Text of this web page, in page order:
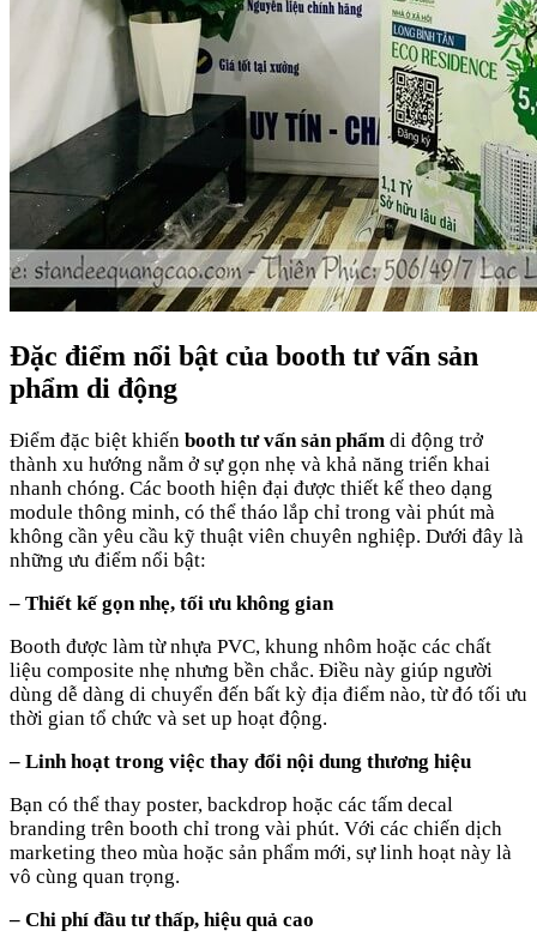
Đặc điểm nổi bật của booth tư vấn sản
phẩm di động
Điểm đặc biệt khiến booth tư vấn sản phẩm di động trở
thành xu hướng nằm ở sự gọn nhẹ và khả năng triển khai
nhanh chóng. Các booth hiện đại được thiết kế theo dạng
module thông minh, có thể tháo lắp chỉ trong vài phút mà
không cần yêu cầu kỹ thuật viên chuyên nghiệp. Dưới đây là
những ưu điểm nổi bật:
– Thiết kế gọn nhẹ, tối ưu không gian
Booth được làm từ nhựa PVC, khung nhôm hoặc các chất
liệu composite nhẹ nhưng bền chắc. Điều này giúp người
dùng dễ dàng di chuyển đến bất kỳ địa điểm nào, từ đó tối ưu
thời gian tổ chức và set up hoạt động.
– Linh hoạt trong việc thay đổi nội dung thương hiệu
Bạn có thể thay poster, backdrop hoặc các tấm decal
branding trên booth chỉ trong vài phút. Với các chiến dịch
marketing theo mùa hoặc sản phẩm mới, sự linh hoạt này là
vô cùng quan trọng.
– Chi phí đầu tư thấp, hiệu quả cao